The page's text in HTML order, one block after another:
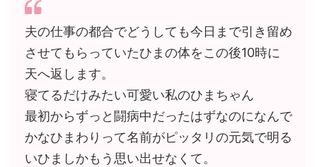
夫の仕事の都合でどうしても今日まで引き留め
させてもらっていたひまの体をこの後10時に
天へ返します。
寝てるだけみたい可愛い私のひまちゃん
最初からずっと闘病中だったはずなのになんで
かなひまわりって名前がピッタリの元気で明る
いひましかもう思い出せなくて。